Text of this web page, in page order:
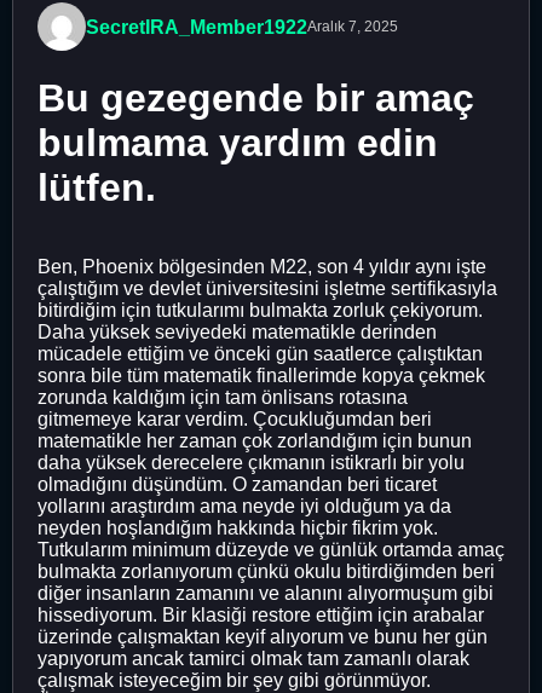
SecretIRA_Member1922Aralık 7, 2025
Bu gezegende bir amaç
bulmama yardım edin
lütfen.
Ben, Phoenix bölgesinden M22, son 4 yıldır aynı işte
çalıştığım ve devlet üniversitesini işletme sertifikasıyla
bitirdiğim için tutkularımı bulmakta zorluk çekiyorum.
Daha yüksek seviyedeki matematikle derinden
mücadele ettiğim ve önceki gün saatlerce çalıştıktan
sonra bile tüm matematik finallerimde kopya çekmek
zorunda kaldığım için tam önlisans rotasına
gitmemeye karar verdim. Çocukluğumdan beri
matematikle her zaman çok zorlandığım için bunun
daha yüksek derecelere çıkmanın istikrarlı bir yolu
olmadığını düşündüm. O zamandan beri ticaret
yollarını araştırdım ama neyde iyi olduğum ya da
neyden hoşlandığım hakkında hiçbir fikrim yok.
Tutkularım minimum düzeyde ve günlük ortamda amaç
bulmakta zorlanıyorum çünkü okulu bitirdiğimden beri
diğer insanların zamanını ve alanını alıyormuşum gibi
hissediyorum. Bir klasiği restore ettiğim için arabalar
üzerinde çalışmaktan keyif alıyorum ve bunu her gün
yapıyorum ancak tamirci olmak tam zamanlı olarak
çalışmak isteyeceğim bir şey gibi görünmüyor.